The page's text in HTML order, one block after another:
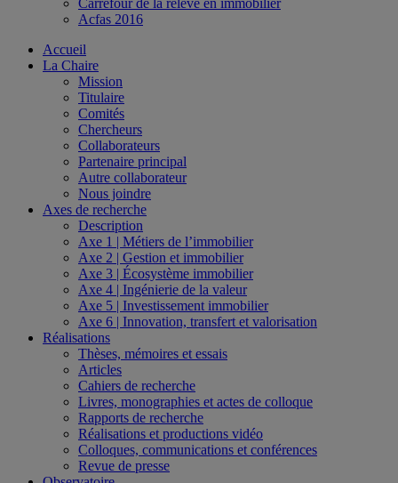
Carrefour de la relève en immobilier
Acfas 2016
Accueil
La Chaire
Mission
Titulaire
Comités
Chercheurs
Collaborateurs
Partenaire principal
Autre collaborateur
Nous joindre
Axes de recherche
Description
Axe 1 | Métiers de l’immobilier
Axe 2 | Gestion et immobilier
Axe 3 | Écosystème immobilier
Axe 4 | Ingénierie de la valeur
Axe 5 | Investissement immobilier
Axe 6 | Innovation, transfert et valorisation
Réalisations
Thèses, mémoires et essais
Articles
Cahiers de recherche
Livres, monographies et actes de colloque
Rapports de recherche
Réalisations et productions vidéo
Colloques, communications et conférences
Revue de presse